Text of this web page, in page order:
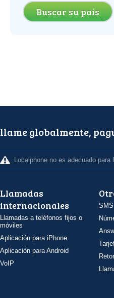
Buscar su país
llame globalmente,
Localphone no es adecuado
Llamadas
internacionales
Llamadas a teléfonos fijos o
móviles
Aplicación para iPhone
Aplicación para Android
VoIP